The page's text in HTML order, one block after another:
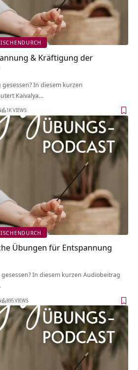
& Kräftigung der
In diesem kurzen
Kaivalya…
1K VIEWS
Übungen für Entspannung
In diesem kurzen Audiobeitrag
895 VIEWS